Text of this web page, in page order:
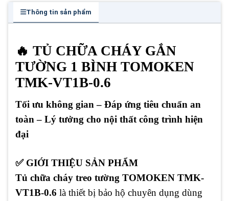
Thông tin sản phẩm
🔥 TỦ CHỮA CHÁY GẮN
TƯỜNG 1 BÌNH TOMOKEN
TMK-VT1B-0.6
Tối ưu không gian – Đáp ứng tiêu chuẩn an
toàn – Lý tưởng cho nội thất công trình hiện
đại
✅ GIỚI THIỆU SẢN PHẨM
Tủ chữa cháy treo tường TOMOKEN TMK-
VT1B-0.6 là thiết bị bảo hộ chuyên dụng dùng